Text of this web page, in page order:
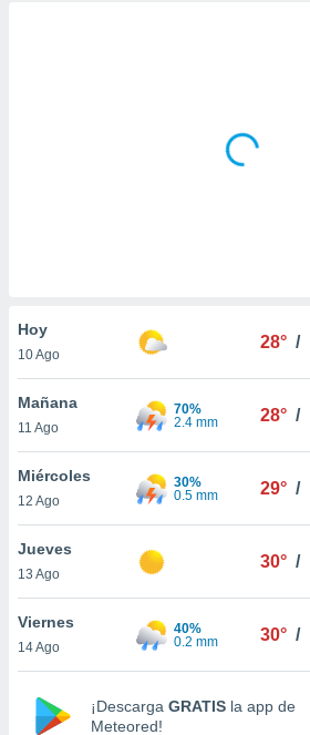
nuestra
y
de
cookies
aceptar
Hoy
10 Ago
28° /
Mañana
11 Ago
70%
2.4 mm
28° /
Miércoles
12 Ago
30%
0.5 mm
29° /
Jueves
13 Ago
30° /
Viernes
14 Ago
40%
0.2 mm
30° /
¡Descarga GRATIS la app de
Meteored!